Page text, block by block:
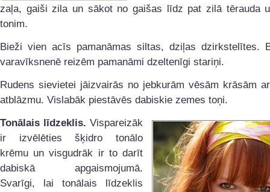
zaļa, gaiši zila un sākot no gaišas līdz pat zilā tērauda
tonim.
Bieži vien acīs pamanāmas siltas, dziļas dzirkstelītes.
varavīksnenē reizēm pamanāmi dzeltenīgi stariņi.
Rudens sievietei jāizvairās no jebkurām vēsām krāsām
atblāzmu. Vislabāk piestāvēs dabiskie zemes toņi.
Tonālais līdzeklis. Vispareizāk
ir izvēlēties šķidro tonālo
krēmu un visgudrāk ir to darīt
dabiskā apgaismojumā.
Svarīgi, lai tonālais līdzeklis